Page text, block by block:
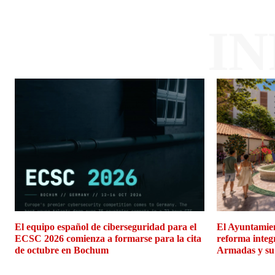
El equipo español de ciberseguridad para el
ECSC 2026 comienza a formarse para la cita
de octubre en Bochum
El
reforma
Armadas y